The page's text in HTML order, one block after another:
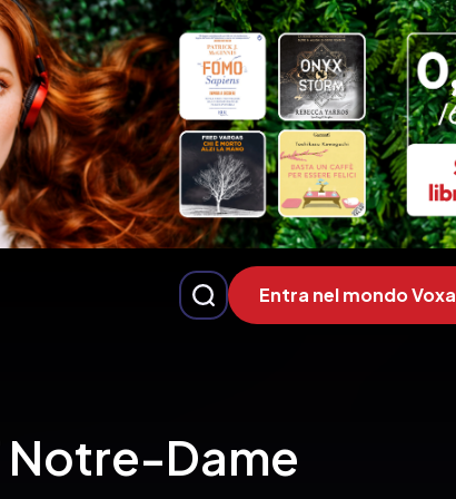
Entra nel mondo Voxa
Notre-Dame